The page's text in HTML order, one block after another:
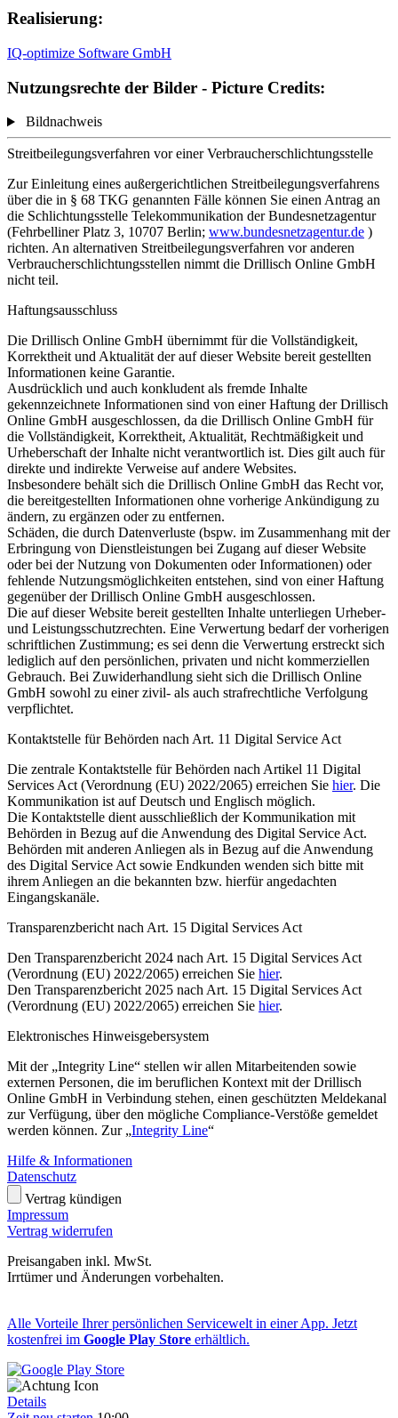
Realisierung:
IQ-optimize Software GmbH
Nutzungsrechte der Bilder - Picture Credits:
Bildnachweis
Streitbeilegungsverfahren vor einer Verbraucherschlichtungsstelle
Zur Einleitung eines außergerichtlichen Streitbeilegungsverfahrens
über die in § 68 TKG genannten Fälle können Sie einen Antrag an
die Schlichtungsstelle Telekommunikation der Bundesnetzagentur
(Fehrbelliner Platz 3, 10707 Berlin; www.bundesnetzagentur.de )
richten. An alternativen Streitbeilegungsverfahren vor anderen
Verbraucherschlichtungsstellen nimmt die Drillisch Online GmbH
nicht teil.
Haftungsausschluss
Die Drillisch Online GmbH übernimmt für die Vollständigkeit,
Korrektheit und Aktualität der auf dieser Website bereit gestellten
Informationen keine Garantie.
Ausdrücklich und auch konkludent als fremde Inhalte
gekennzeichnete Informationen sind von einer Haftung der Drillisch
Online GmbH ausgeschlossen, da die Drillisch Online GmbH für
die Vollständigkeit, Korrektheit, Aktualität, Rechtmäßigkeit und
Urheberschaft der Inhalte nicht verantwortlich ist. Dies gilt auch für
direkte und indirekte Verweise auf andere Websites.
Insbesondere behält sich die Drillisch Online GmbH das Recht vor,
die bereitgestellten Informationen ohne vorherige Ankündigung zu
ändern, zu ergänzen oder zu entfernen.
Schäden, die durch Datenverluste (bspw. im Zusammenhang mit der
Erbringung von Dienstleistungen bei Zugang auf dieser Website
oder bei der Nutzung von Dokumenten oder Informationen) oder
fehlende Nutzungsmöglichkeiten entstehen, sind von einer Haftung
gegenüber der Drillisch Online GmbH ausgeschlossen.
Die auf dieser Website bereit gestellten Inhalte unterliegen Urheber-
und Leistungsschutzrechten. Eine Verwertung bedarf der vorherigen
schriftlichen Zustimmung; es sei denn die Verwertung erstreckt sich
lediglich auf den persönlichen, privaten und nicht kommerziellen
Gebrauch. Bei Zuwiderhandlung sieht sich die Drillisch Online
GmbH sowohl zu einer zivil- als auch strafrechtliche Verfolgung
verpflichtet.
Kontaktstelle für Behörden nach Art. 11 Digital Service Act
Die zentrale Kontaktstelle für Behörden nach Artikel 11 Digital
Services Act (Verordnung (EU) 2022/2065) erreichen Sie hier. Die
Kommunikation ist auf Deutsch und Englisch möglich.
Die Kontaktstelle dient ausschließlich der Kommunikation mit
Behörden in Bezug auf die Anwendung des Digital Service Act.
Behörden mit anderen Anliegen als in Bezug auf die Anwendung
des Digital Service Act sowie Endkunden wenden sich bitte mit
ihrem Anliegen an die bekannten bzw. hierfür angedachten
Eingangskanäle.
Transparenzbericht nach Art. 15 Digital Services Act
Den Transparenzbericht 2024 nach Art. 15 Digital Services Act
(Verordnung (EU) 2022/2065) erreichen Sie hier.
Den Transparenzbericht 2025 nach Art. 15 Digital Services Act
(Verordnung (EU) 2022/2065) erreichen Sie hier.
Elektronisches Hinweisgebersystem
Mit der „Integrity Line“ stellen wir allen Mitarbeitenden sowie
externen Personen, die im beruflichen Kontext mit der Drillisch
Online GmbH in Verbindung stehen, einen geschützten Meldekanal
zur Verfügung, über den mögliche Compliance-Verstöße gemeldet
werden können. Zur „Integrity Line“
Hilfe & Informationen
Datenschutz
Vertrag kündigen
Impressum
Vertrag widerrufen
Preisangaben inkl. MwSt.
Irrtümer und Änderungen vorbehalten.
Alle Vorteile Ihrer persönlichen Servicewelt in einer App. Jetzt
kostenfrei im Google Play Store erhältlich.
Details